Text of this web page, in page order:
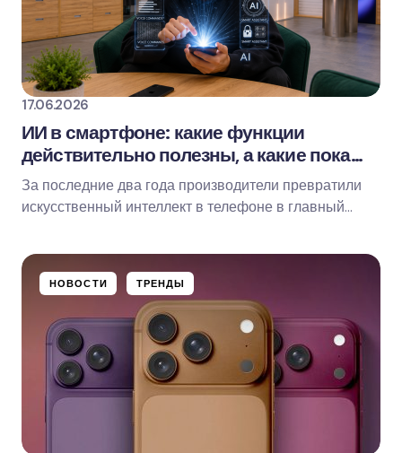
17.06.2026
ИИ в смартфоне: какие функции
действительно полезны, а какие пока
маркетинг
За последние два года производители превратили
искусственный интеллект в телефоне в главный
НОВОСТИ ТРЕНДЫ